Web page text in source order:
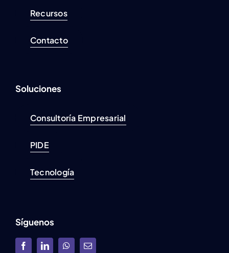
Recursos
Contacto
Soluciones
Consultoría Empresarial
PIDE
Tecnología
Síguenos